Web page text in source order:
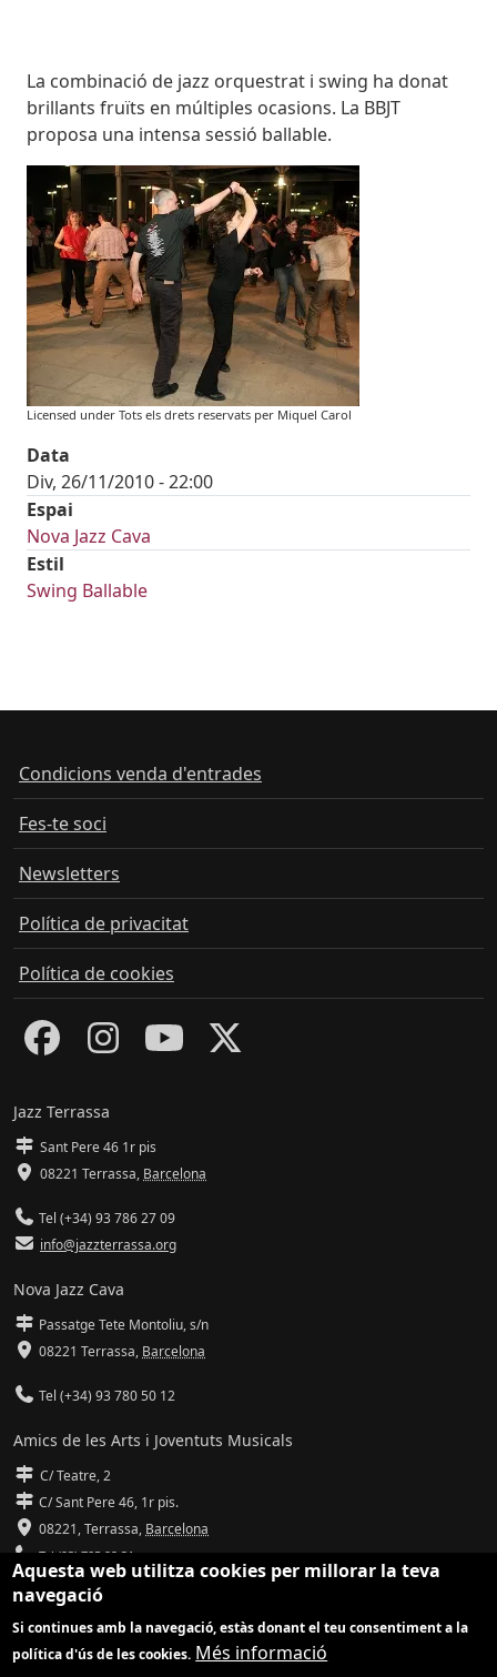
Body
La combinació de jazz orquestrat i swing ha donat
brillants fruïts en múltiples ocasions. La BBJT
proposa una intensa sessió ballable.
Imatges
Image
Licensed under Tots els drets reservats per Miquel Carol
Data
Div, 26/11/2010 - 22:00
Espai
Nova Jazz Cava
Estil
Swing Ballable
Condicions venda d'entrades
Fes-te soci
Newsletters
Política de privacitat
Política de cookies
Jazz Terrassa
Sant Pere 46 1r pis
08221 Terrassa, Barcelona
Tel (+34) 93 786 27 09
info@jazzterrassa.org
Nova Jazz Cava
Passatge Tete Montoliu, s/n
08221 Terrassa, Barcelona
Tel (+34) 93 780 50 12
Amics de les Arts i Joventuts Musicals
C/ Teatre, 2
C/ Sant Pere 46, 1r pis.
08221,Terrassa, Barcelona
Tel (93) 785 92 31
info@amicsdelesarts-jjmm.cat
www.amicsdelesarts-jjmm.cat
Aquesta web utilitza cookies per millorar la teva
navegació
Si continues amb la navegació, estàs donant el teu consentiment a la
política d'ús de les cookies. Més informació